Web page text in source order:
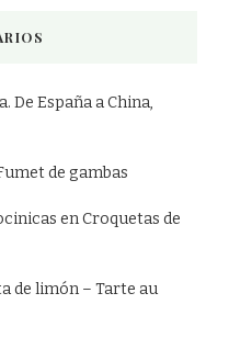
De España a China,
de gambas
enCroquetas de
de limón – Tarte au